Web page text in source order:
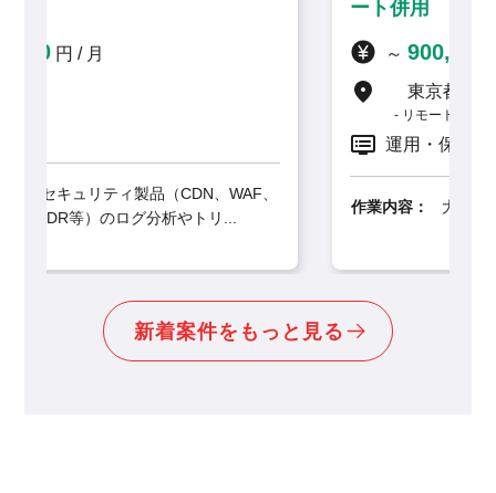
作業内容：
大手製造業・建設業クライアント向け
新着案件をもっと見る